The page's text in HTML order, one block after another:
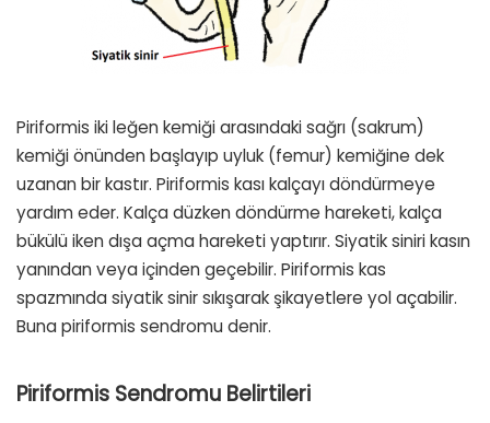
Piriformis iki leğen kemiği arasındaki sağrı (sakrum)
kemiği önünden başlayıp uyluk (femur) kemiğine dek
uzanan bir kastır. Piriformis kası kalçayı döndürmeye
yardım eder. Kalça düzken döndürme hareketi, kalça
bükülü iken dışa açma hareketi yaptırır. Siyatik siniri kasın
yanından veya içinden geçebilir. Piriformis kas
spazmında siyatik sinir sıkışarak şikayetlere yol açabilir.
Buna piriformis sendromu denir.
Piriformis Sendromu Belirtileri